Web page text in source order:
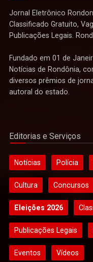
Jornal Eletrônico
Classificado Gratuito,
Publicações Legais.
Fundado em 01 de
Notícias de Rondônia,
diversos prêmios de
autoral do estado.
Editorias e Serviços
Notícias Polícia
Cultura Concursos
Eleições 2026
Publicações Legais
Eventos Vídeos